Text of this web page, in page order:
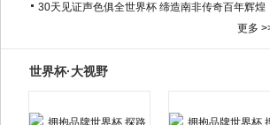
30天见证声色俱全世界杯 缔造南非传奇百年辉煌
更多
世界杯·大视野